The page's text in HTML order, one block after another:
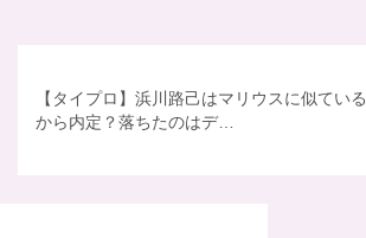
【タイプロ】浜川路己はマリウスに似ている
から内定？落ちたのはデ…